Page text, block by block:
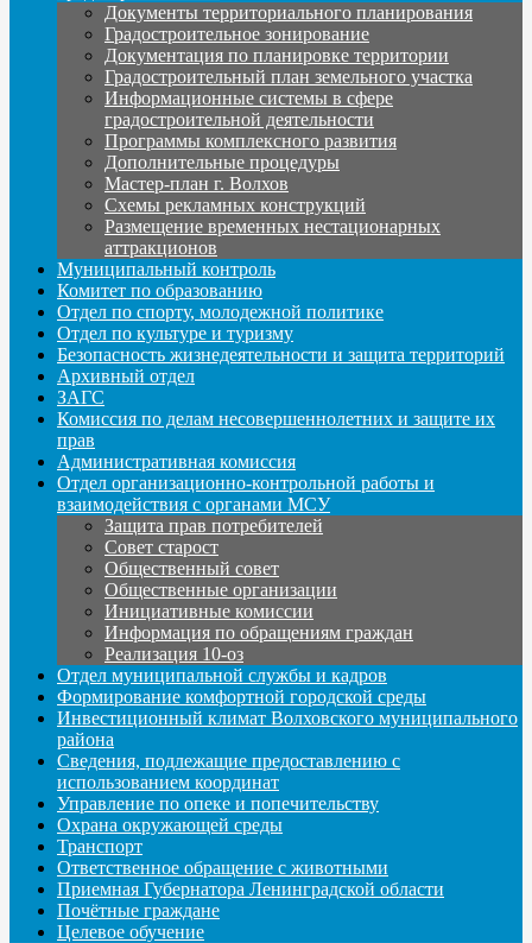
Документы территориального планирования
Градостроительное зонирование
Документация по планировке территории
Градостроительный план земельного участка
Информационные системы в сфере
градостроительной деятельности
Программы комплексного развития
Дополнительные процедуры
Мастер-план г. Волхов
Схемы рекламных конструкций
Размещение временных нестационарных
аттракционов
Муниципальный контроль
Комитет по образованию
Отдел по спорту, молодежной политике
Отдел по культуре и туризму
Безопасность жизнедеятельности и защита территорий
Архивный отдел
ЗАГС
Комиссия по делам несовершеннолетних и защите их
прав
Административная комиссия
Отдел организационно-контрольной работы и
взаимодействия с органами МСУ
Защита прав потребителей
Совет старост
Общественный совет
Общественные организации
Инициативные комиссии
Информация по обращениям граждан
Реализация 10-оз
Отдел муниципальной службы и кадров
Формирование комфортной городской среды
Инвестиционный климат Волховского муниципального
района
Сведения, подлежащие предоставлению с
использованием координат
Управление по опеке и попечительству
Охрана окружающей среды
Транспорт
Ответственное обращение с животными
Приемная Губернатора Ленинградской области
Почётные граждане
Целевое обучение